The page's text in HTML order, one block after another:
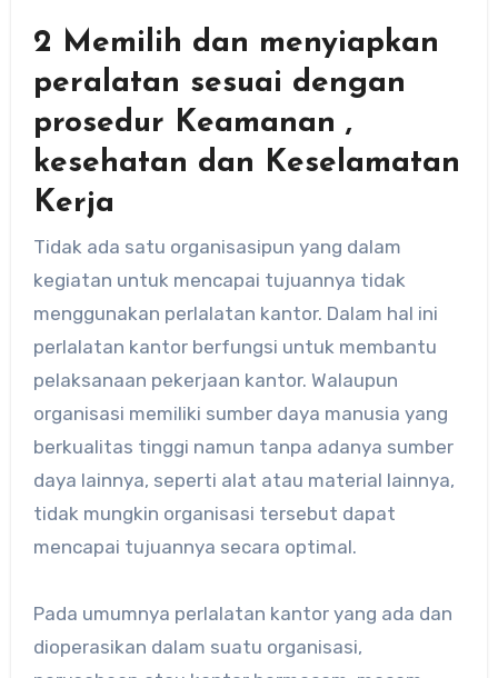
2 Memilih dan menyiapkan
peralatan sesuai dengan
prosedur Keamanan ,
kesehatan dan Keselamatan
Kerja
Tidak ada satu organisasipun yang dalam
kegiatan untuk mencapai tujuannya tidak
menggunakan perlalatan kantor. Dalam hal ini
perlalatan kantor berfungsi untuk membantu
pelaksanaan pekerjaan kantor. Walaupun
organisasi memiliki sumber daya manusia yang
berkualitas tinggi namun tanpa adanya sumber
daya lainnya, seperti alat atau material lainnya,
tidak mungkin organisasi tersebut dapat
mencapai tujuannya secara optimal.
Pada umumnya perlalatan kantor yang ada dan
dioperasikan dalam suatu organisasi,